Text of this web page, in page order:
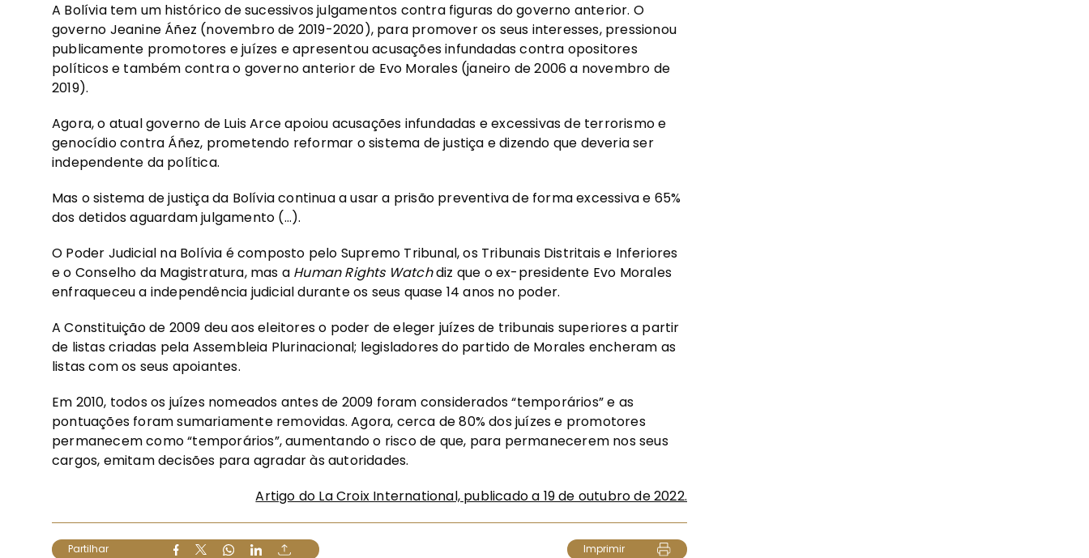
A Bolívia tem um histórico de sucessivos julgamentos contra figuras do governo anterior. O
governo Jeanine Áñez (novembro de 2019-2020), para promover os seus interesses, pressionou
publicamente promotores e juízes e apresentou acusações infundadas contra opositores
políticos e também contra o governo anterior de Evo Morales (janeiro de 2006 a novembro de
2019).
Agora, o atual governo de Luis Arce apoiou acusações infundadas e excessivas de terrorismo e
genocídio contra Áñez, prometendo reformar o sistema de justiça e dizendo que deveria ser
independente da política.
Mas o sistema de justiça da Bolívia continua a usar a prisão preventiva de forma excessiva e 65%
dos detidos aguardam julgamento (…).
O Poder Judicial na Bolívia é composto pelo Supremo Tribunal, os Tribunais Distritais e Inferiores
e o Conselho da Magistratura, mas a Human Rights Watchdiz que o ex-presidente Evo Morales
enfraqueceu a independência judicial durante os seus quase 14 anos no poder.
A Constituição de 2009 deu aos eleitores o poder de eleger juízes de tribunais superiores a partir
de listas criadas pela Assembleia Plurinacional; legisladores do partido de Morales encheram as
listas com os seus apoiantes.
Em 2010, todos os juízes nomeados antes de 2009 foram considerados “temporários” e as
pontuações foram sumariamente removidas. Agora, cerca de 80% dos juízes e promotores
permanecem como “temporários”, aumentando o risco de que, para permanecerem nos seus
cargos, emitam decisões para agradar às autoridades.
Artigo do La Croix International, publicado a 19 de outubro de 2022.
Partilhar Imprimir